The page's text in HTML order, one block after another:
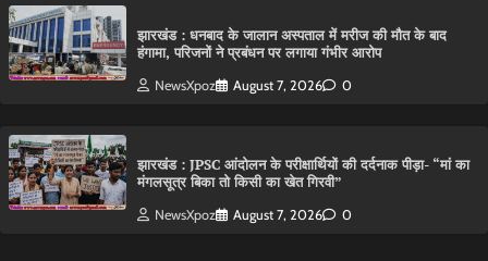
झारखंड : धनबाद के जालान अस्पताल में मरीज की मौत के बाद
हंगामा, परिजनों ने प्रबंधन पर लगाया गंभीर आरोप
NewsXpoz August 7, 2026 0
झारखंड : JPSC आंदोलन के परीक्षार्थियों की दर्दनाक पीड़ा- “मां का
मंगलसूत्र बिका तो किसी का खेत गिरवी”
NewsXpoz August 7, 2026 0